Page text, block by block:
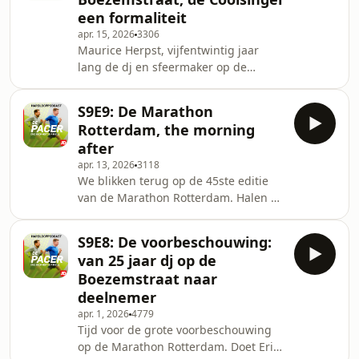
winnaar die ons het belang van traag
lopen in trainingen leert. Over Abdi
Nageeye en zijn tevredenheid
ondanks een eenentwintigste plaats.
Waarom een aparte loo
een formaliteit
apr. 15, 20263306
Maurice Herpst, vijfentwintig jaar
lang de dj en sfeermaker op de
Rotterdam, vijf uur lang, en finishte
op de Coolsingel. Of nee, hij finishte
op zijn Boezemstraat en ging daarna
ook nog even naar de streep. Hij haalt
de anekdotes op die horen bij een
dag die voelde als een sentimental
journey. Van een bijzonder moment in
de metro, de muz
S9E9: De Marathon
Rotterdam, the morning
after
apr. 13, 20263118
We blikken terug op de 45ste editie
van de Marathon Rotterdam. Halen de
Filmon Tesfu en Mikky Keetels en de
kramp in de hamstrings van Pim.
Sportief manager Michel Butter
schuift uiteraard aan. Luister naar
verhalen over vreugde en verdriet,
omgaan met en reflecteren op een
mindere dag, de maakbaarheid van
S9E8: De voorbeschouwing:
van 25 jaar dj op de
Boezemstraat naar
deelnemer
apr. 1, 20264779
Tijd voor de grote voorbeschouwing
op de Marathon Rotterdam. Doet Eric